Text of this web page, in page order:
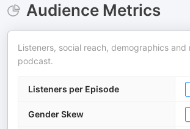
Audience Metrics
Listeners, social reach, demographics and
podcast.
Listeners per Episode
Gender Skew